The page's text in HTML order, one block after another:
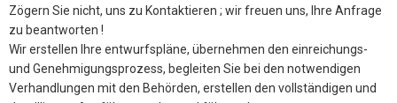
Zögern Sie nicht, uns zu Kontaktieren ; wir freuen uns, Ihre Anfrage
zu beantworten !
Wir erstellen Ihre entwurfspläne, übernehmen den einreichungs-
und Genehmigungsprozess, begleiten Sie bei den notwendigen
Verhandlungen mit den Behörden, erstellen den vollständigen und